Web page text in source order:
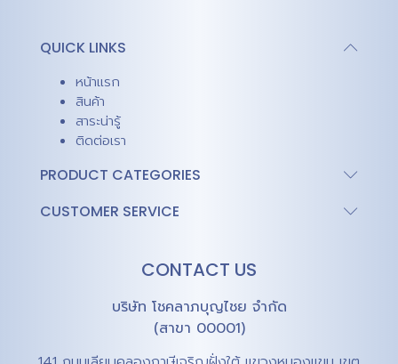
QUICK LINKS
หน้าแรก
สินค้า
สาระน่ารู้
ติดต่อเรา
PRODUCT CATEGORIES
CUSTOMER SERVICE
CONTACT US
บริษัท โชคลาภบุญไชย จำกัด
(สาขา 00001)